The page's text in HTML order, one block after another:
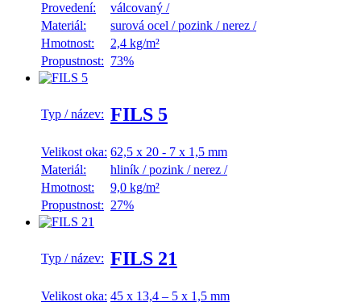
Provedení:
válcovaný /
Materiál:
surová ocel /pozink /nerez /
Hmotnost:
2,4 kg/m²
Propustnost: 73%
Typ / název: FILS 5
Velikost oka: 62,5 x 20 - 7 x 1,5 mm
Materiál:
hliník /pozink /nerez /
Hmotnost:
9,0 kg/m²
Propustnost: 27%
Typ / název: FILS 21
Velikost oka: 45 x 13,4 – 5 x 1,5 mm